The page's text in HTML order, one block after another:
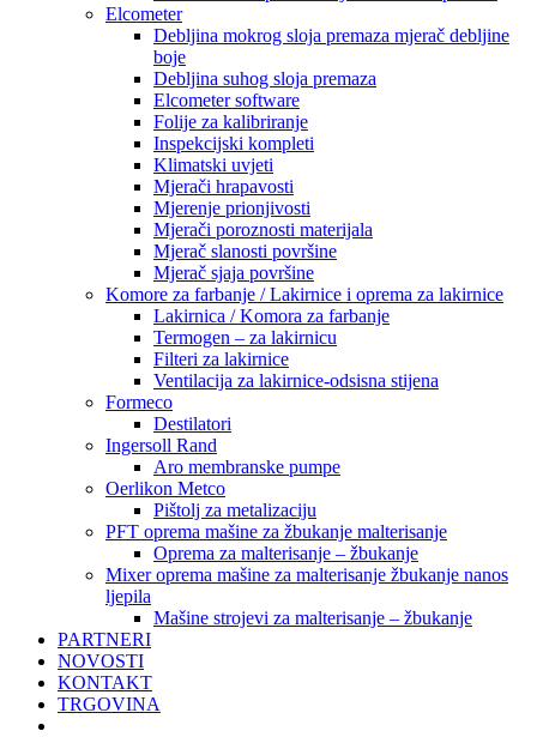
Elcometer
Debljina mokrog sloja premaza mjerač debljine
boje
Debljina suhog sloja premaza
Elcometer software
Folije za kalibriranje
Inspekcijski kompleti
Klimatski uvjeti
Mjerači hrapavosti
Mjerenje prionjivosti
Mjerači poroznosti materijala
Mjerač slanosti površine
Mjerač sjaja površine
Komore za farbanje / Lakirnice i oprema za lakirnice
Lakirnica / Komora za farbanje
Termogen – za lakirnicu
Filteri za lakirnice
Ventilacija za lakirnice-odsisna stijena
Formeco
Destilatori
Ingersoll Rand
Aro membranske pumpe
Oerlikon Metco
Pištolj za metalizaciju
PFT oprema mašine za žbukanje malterisanje
Oprema za malterisanje – žbukanje
Mixer oprema mašine za malterisanje žbukanje nanos
ljepila
Mašine strojevi za malterisanje – žbukanje
PARTNERI
NOVOSTI
KONTAKT
TRGOVINA